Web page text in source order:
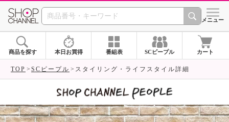
SHOP CHANNEL シメニュー
商品を探す 本日お買得 番組表 SCピープル カート
TOP SCピープル スタイリング・ライフスタイル詳細